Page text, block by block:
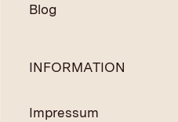
Blog
INFORMATION
Impressum